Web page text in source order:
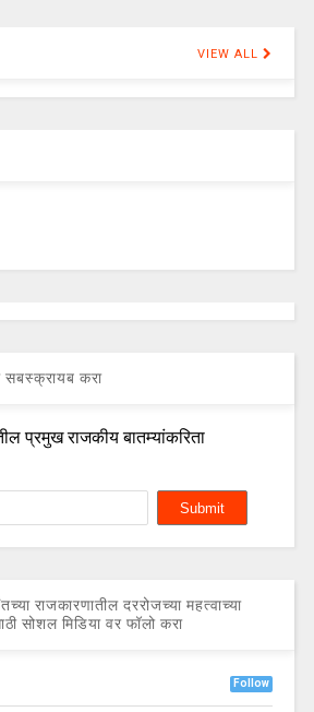
VIEW ALL
सबस्क्रायब करा
प्रमुख राजकीय बातम्यांकरिता
राजकारणातील दररोजच्या महत्वाच्या
सोशल मिडिया वर फॉलो करा
Follow